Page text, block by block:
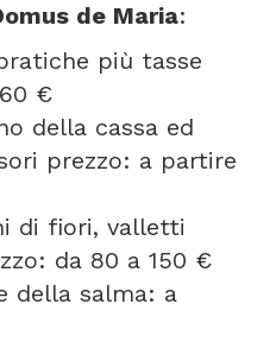
de Maria:
più tasse
€
della cassa ed
prezzo: a partire
di fiori, valletti
da 80 a 150 €
della salma: a